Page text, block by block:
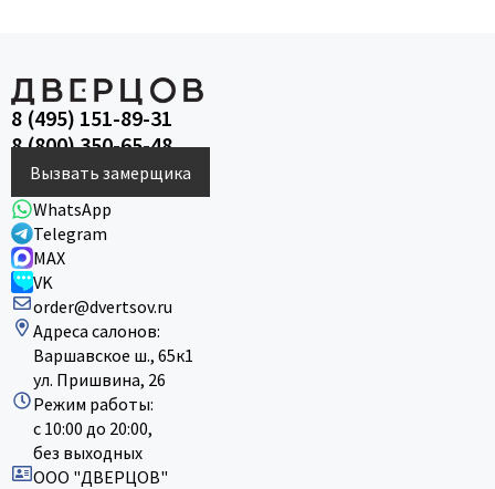
8 (495) 151-89-31
8 (800) 350-65-48
Вызвать замерщика
WhatsApp
Telegram
MAX
VK
order@dvertsov.ru
Адреса салонов:
Варшавское ш., 65к1
ул. Пришвина, 26
Режим работы:
с 10:00 до 20:00,
без выходных
ООО "ДВЕРЦОВ"